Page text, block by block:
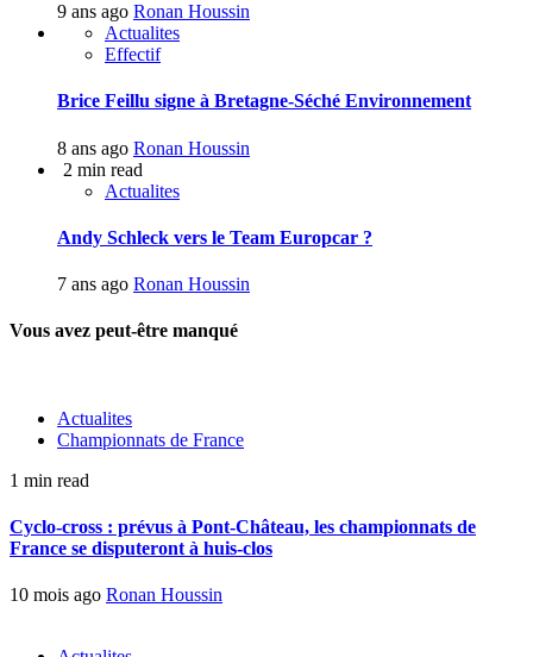
9 ans ago Ronan Houssin
Actualites
Effectif
Brice Feillu signe à Bretagne-Séché Environnement
8 ans ago Ronan Houssin
2 min read
Actualites
Andy Schleck vers le Team Europcar ?
7 ans ago Ronan Houssin
Vous avez peut-être manqué
Actualites
Championnats de France
1 min read
Cyclo-cross : prévus à Pont-Château, les championnats de
France se disputeront à huis-clos
10 mois ago Ronan Houssin